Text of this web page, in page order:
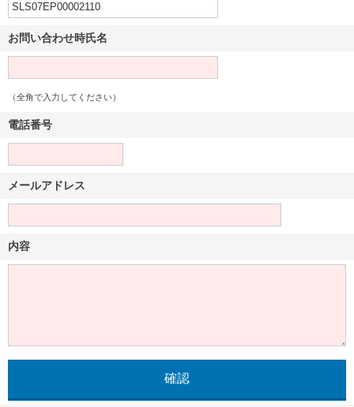
お問い合わせ時氏名
（全角で入力してください）
電話番号
メールアドレス
内容